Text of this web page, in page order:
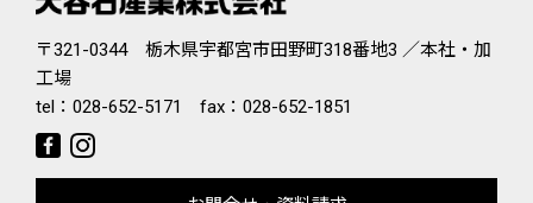
〒321-0344 栃木県宇都宮市田野町318番地3 ／本社・加
工場
tel： 028-652-5171 fax：028-652-1851